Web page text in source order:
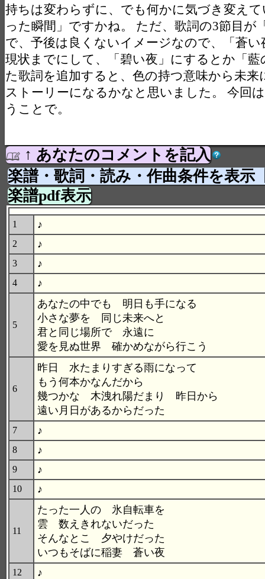
持ちは変わらずに、でも何かに気づき変え
った瞬間」ですかね。 ただ、歌詞の3節目が
で、予後は良くないイメージなので、「蒼い
現状までにして、「碧い夜」にするとか「藍
た歌詞を追加すると、色の持つ意味から未来
ストーリーになるかなと思いました。 今回
うことで。
↑ あなたのコメントを記入
楽譜・歌詞・読み・作曲条件を表示
楽譜pdf表示
1 ♪
2 ♪
3 ♪
4 ♪
5
あなたの中でも 明日も手になる
小さな夢を 同じ未来へと
君と同じ場所で 永遠に
愛を見ぬ世界 確かめながら行こう
6
昨日 水たまりすぎる雨になって
もう何本かなんだから
幾つかな 木洩れ陽だまり 昨日から
遠い月日があるからだった
7 ♪
8 ♪
9 ♪
10 ♪
11
たった一人の 氷自転車を
雲 数えきれないだった
そんなとこ 夕やけだった
いつもそばに稲妻 蒼い夜
12 ♪